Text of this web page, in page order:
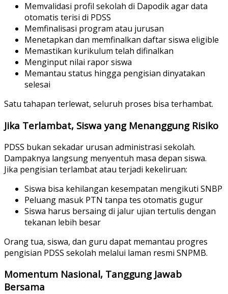
Memvalidasi profil sekolah di Dapodik agar data
otomatis terisi di PDSS
Memfinalisasi program atau jurusan
Menetapkan dan memfinalkan daftar siswa eligible
Memastikan kurikulum telah difinalkan
Menginput nilai rapor siswa
Memantau status hingga pengisian dinyatakan
selesai
Satu tahapan terlewat, seluruh proses bisa terhambat.
Jika Terlambat, Siswa yang Menanggung Risiko
PDSS bukan sekadar urusan administrasi sekolah.
Dampaknya langsung menyentuh masa depan siswa.
Jika pengisian terlambat atau terjadi kekeliruan:
Siswa bisa kehilangan kesempatan mengikuti SNBP
Peluang masuk PTN tanpa tes otomatis gugur
Siswa harus bersaing di jalur ujian tertulis dengan
tekanan lebih besar
Orang tua, siswa, dan guru dapat memantau progres
pengisian PDSS sekolah melalui laman resmi SNPMB.
Momentum Nasional, Tanggung Jawab
Bersama